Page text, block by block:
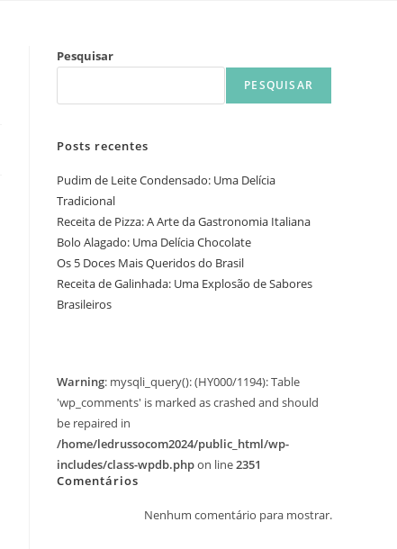
Pesquisar
PESQUISAR
Posts recentes
Pudim de Leite Condensado: Uma Delícia
Tradicional
Receita de Pizza: A Arte da Gastronomia Italiana
Bolo Alagado: Uma Delícia Chocolate
Os 5 Doces Mais Queridos do Brasil
Receita de Galinhada: Uma Explosão de Sabores
Brasileiros
Warning: mysqli_query(): (HY000/1194): Table
'wp_comments' is marked as crashed and should
be repaired in
/home/ledrussocom2024/public_html/wp-
includes/class-wpdb.phpon line2351
Comentários
Nenhum comentário para mostrar.